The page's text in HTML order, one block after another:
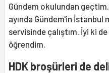
Gündem okulundan geçtim.
ayında Gündem'in
servisinde çalıştım. İyi ki
öğrendim.
HDK broşürleri de